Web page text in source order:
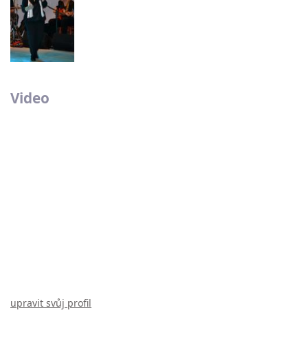
Video
upravit svůj profil